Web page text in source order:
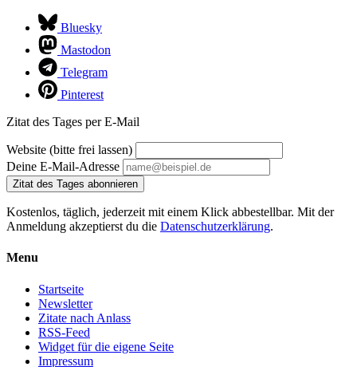
Bluesky
Mastodon
Telegram
Pinterest
Zitat des Tages per E-Mail
Website (bitte frei lassen)
Deine E-Mail-Adresse
Zitat des Tages abonnieren
Kostenlos, täglich, jederzeit mit einem Klick abbestellbar. Mit der
Anmeldung akzeptierst du die Datenschutzerklärung.
Menu
Startseite
Newsletter
Zitate nach Anlass
RSS-Feed
Widget für die eigene Seite
Impressum